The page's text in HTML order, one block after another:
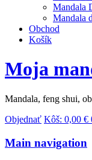
Mandala
Mandala
Obchod
Košík
Moja
Mandala, feng shui,
Objednať Kôš: 0,00 €
Main navigation